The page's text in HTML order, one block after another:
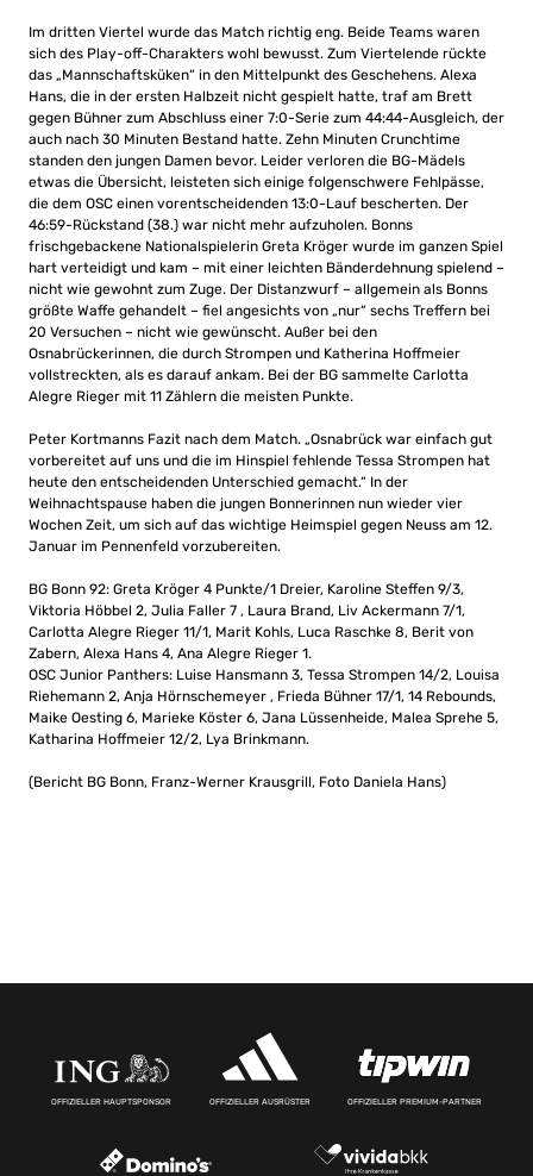
Im dritten Viertel wurde das Match richtig eng. Beide Teams waren
sich des Play-off-Charakters wohl bewusst. Zum Viertelende rückte
das „Mannschaftsküken“ in den Mittelpunkt des Geschehens. Alexa
Hans, die in der ersten Halbzeit nicht gespielt hatte, traf am Brett
gegen Bühner zum Abschluss einer 7:0-Serie zum 44:44-Ausgleich, der
auch nach 30 Minuten Bestand hatte. Zehn Minuten Crunchtime
standen den jungen Damen bevor. Leider verloren die BG-Mädels
etwas die Übersicht, leisteten sich einige folgenschwere Fehlpässe,
die dem OSC einen vorentscheidenden 13:0-Lauf bescherten. Der
46:59-Rückstand (38.) war nicht mehr aufzuholen. Bonns
frischgebackene Nationalspielerin Greta Kröger wurde im ganzen Spiel
hart verteidigt und kam – mit einer leichten Bänderdehnung spielend –
nicht wie gewohnt zum Zuge. Der Distanzwurf – allgemein als Bonns
größte Waffe gehandelt – fiel angesichts von „nur“ sechs Treffern bei
20 Versuchen – nicht wie gewünscht. Außer bei den
Osnabrückerinnen, die durch Strompen und Katherina Hoffmeier
vollstreckten, als es darauf ankam. Bei der BG sammelte Carlotta
Alegre Rieger mit 11 Zählern die meisten Punkte.
Peter Kortmanns Fazit nach dem Match. „Osnabrück war einfach gut
vorbereitet auf uns und die im Hinspiel fehlende Tessa Strompen hat
heute den entscheidenden Unterschied gemacht.“ In der
Weihnachtspause haben die jungen Bonnerinnen nun wieder vier
Wochen Zeit, um sich auf das wichtige Heimspiel gegen Neuss am 12.
Januar im Pennenfeld vorzubereiten.
BG Bonn 92: Greta Kröger 4 Punkte/1 Dreier, Karoline Steffen 9/3,
Viktoria Höbbel 2, Julia Faller 7 , Laura Brand, Liv Ackermann 7/1,
Carlotta Alegre Rieger 11/1, Marit Kohls, Luca Raschke 8, Berit von
Zabern, Alexa Hans 4, Ana Alegre Rieger 1.
OSC Junior Panthers: Luise Hansmann 3, Tessa Strompen 14/2, Louisa
Riehemann 2, Anja Hörnschemeyer , Frieda Bühner 17/1, 14 Rebounds,
Maike Oesting 6, Marieke Köster 6, Jana Lüssenheide, Malea Sprehe 5,
Katharina Hoffmeier 12/2, Lya Brinkmann.
(Bericht BG Bonn, Franz-Werner Krausgrill, Foto Daniela Hans)
OFFIZIELLER HAUPTSPONSOR OFFIZIELLER AUSRÜSTER OFFIZIELLER PREMIUM-PARTNER